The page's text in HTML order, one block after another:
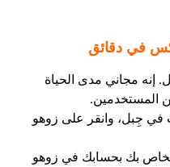
في دقائق
إنه مجاني مدى الحياة
المستخدمين.
في جِبل، وانقر على زوهو
بك بحسابك في زوهو